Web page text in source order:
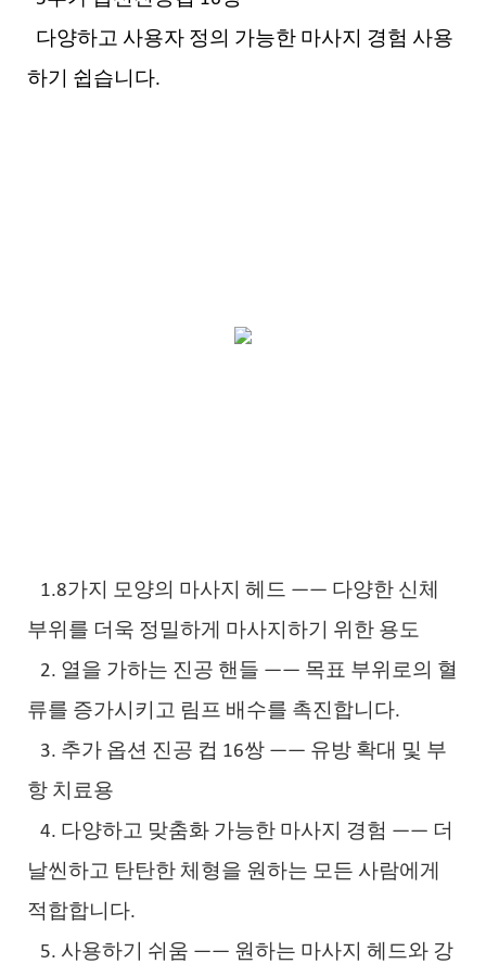
다양하고 사용자 정의 가능한 마사지 경험 사용
하기 쉽습니다.
1.8가지 모양의 마사지 헤드 —— 다양한 신체
부위를 더욱 정밀하게 마사지하기 위한 용도
2. 열을 가하는 진공 핸들 —— 목표 부위로의 혈
류를 증가시키고 림프 배수를 촉진합니다.
3. 추가 옵션 진공 컵 16쌍 —— 유방 확대 및 부
항 치료용
4. 다양하고 맞춤화 가능한 마사지 경험 —— 더
날씬하고 탄탄한 체형을 원하는 모든 사람에게
적합합니다.
5. 사용하기 쉬움 —— 원하는 마사지 헤드와 강